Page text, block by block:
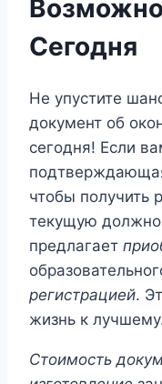
Сегодня
Не упустите
документ об
сегодня! Если
чтобы получить
текущую
предлагает
регистрацией.
жизнь к
Стоимость